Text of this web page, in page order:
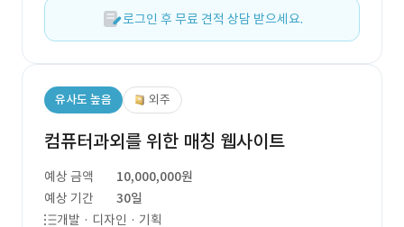
로그인 후 무료 견적 상담 받으세요.
유사도 높음 외주
컴퓨터과외를 위한 매칭 웹사이트
예상 금액
10,000,000원
예상 기간
30일
개발 · 디자인 · 기획